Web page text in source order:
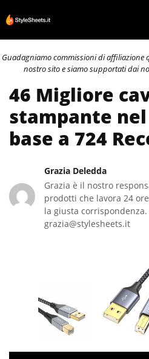
al
contenuto
Guadagniamo commissioni di affiliazione
nostro sito e siamo supportati dai
46 Migliore
stampante nel
base a 724
Grazia Deledda
Grazia è il nostro
prodotti che lavora 24
la giusta
grazia@stylesheets.it